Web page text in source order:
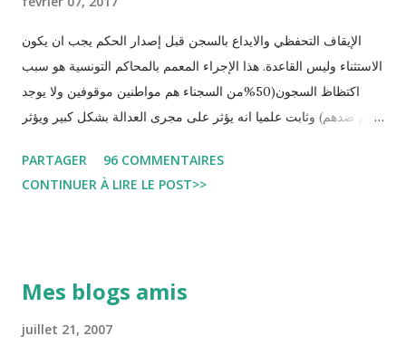
الإيقاف التحفظي والايداع بالسجن قبل إصدار الحكم يجب ان يكون
الاستثناء وليس القاعدة. هذا الإجراء المعمم بالمحاكم التونسية هو سبب
اكتظاظ السجون(50%من السجناء هم مواطنين موقوفين ولا يوجد
حكم ضدهم) وثابت علميا انه يؤثر على مجرى العدالة بشكل كبير ويؤثر
التي قضاها تحفظيا . هذه الممارسات تسبب كوارث اجتماعية واقتصادية
و تجعل المواطن يحقد على المنظومة القضائية و يحس بالظلم و القهر
regard des Lignes directrices Luanda"
PARTAGER
96 COMMENTAIRES
CONTINUER À LIRE LE POST>>
Mes blogs amis
juillet 21, 2007